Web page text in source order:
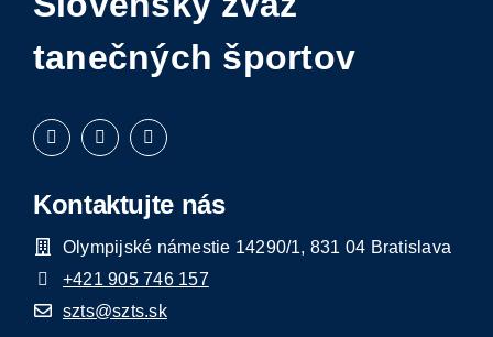
tanečných športov
Kontaktujte nás
Olympijské námestie 14290/1, 831 04 Bratislava
+421 905 746 157
szts@szts.sk